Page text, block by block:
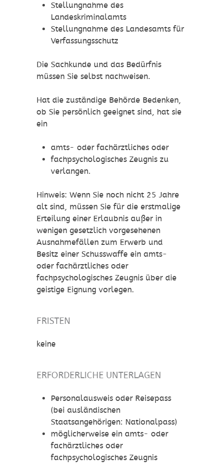
Stellungnahme des
Landeskriminalamts
Stellungnahme des Landesamts für
Verfassungsschutz
Die Sachkunde und das Bedürfnis
müssen Sie selbst nachweisen.
Hat die zuständige Behörde Bedenken,
ob Sie persönlich geeignet sind, hat sie
ein
amts- oder fachärztliches oder
fachpsychologisches Zeugnis zu
verlangen.
Hinweis: Wenn Sie noch nicht 25 Jahre
alt sind, müssen Sie für die erstmalige
Erteilung einer Erlaubnis außer in
wenigen gesetzlich vorgesehenen
Ausnahmefällen zum Erwerb und
Besitz einer Schusswaffe ein amts-
oder fachärztliches oder
fachpsychologisches Zeugnis über die
geistige Eignung vorlegen.
FRISTEN
keine
ERFORDERLICHE UNTERLAGEN
Personalausweis oder Reisepass
(bei ausländischen
Staatsangehörigen: Nationalpass)
möglicherweise ein amts- oder
fachärztliches oder
fachpsychologisches Zeugnis